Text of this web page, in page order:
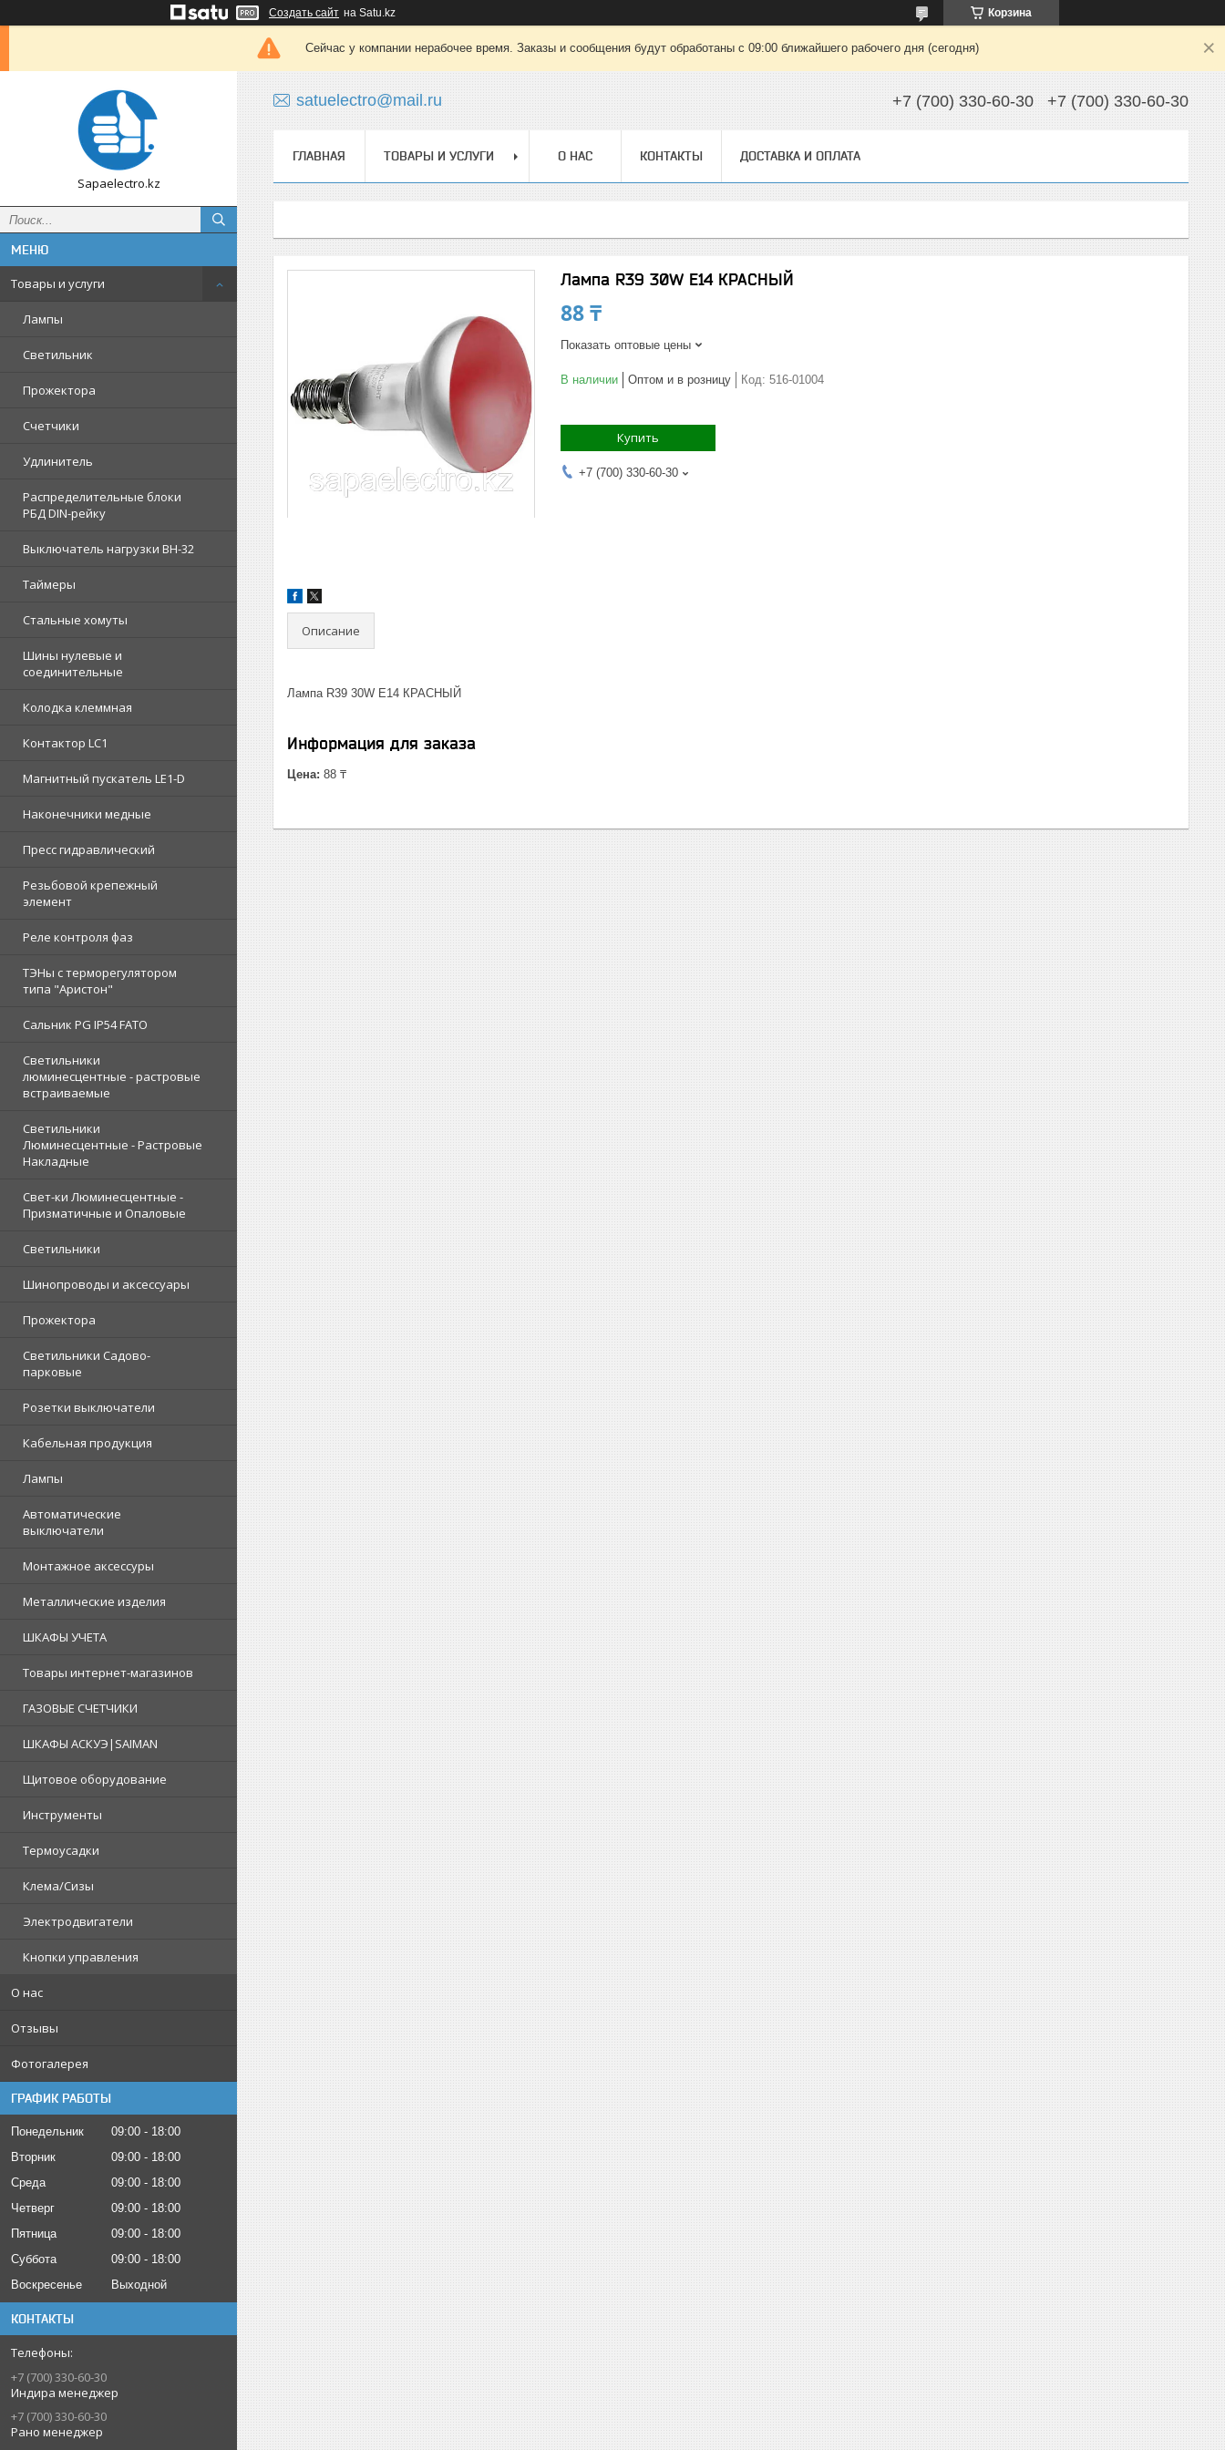
Создать сайт на Satu.kz Корзина
Сейчас у компании нерабочее время. Заказы и сообщения будут обработаны с 09:00 ближайшего рабочего дня (сегодня)
Sapaelectro.kz
Товары и услуги
Лампы
Светильник
Прожектора
Счетчики
Удлинитель
Распределительные блоки
РБД DIN-рейку
Выключатель нагрузки ВН-32
Таймеры
Стальные хомуты
Шины нулевые и
соединительные
Колодка клеммная
Контактор LC1
Магнитный пускатель LE1-D
Наконечники медные
Пресс гидравлический
Резьбовой крепежный
элемент
Реле контроля фаз
ТЭНы с терморегулятором
типа "Аристон"
Сальник PG IP54 FATO
Светильники
люминесцентные - растровые
встраиваемые
Светильники
Люминесцентные - Растровые
Накладные
Свет-ки Люминесцентные -
Призматичные и Опаловые
Светильники
Шинопроводы и аксессуары
Прожектора
Светильники Садово-
парковые
Розетки выключатели
Кабельная продукция
Лампы
Автоматические
выключатели
Монтажное аксессуры
Металлические изделия
ШКАФЫ УЧЕТА
Товары интернет-магазинов
ГАЗОВЫЕ СЧЕТЧИКИ
ШКАФЫ АСКУЭ|SAIMAN
Щитовое оборудование
Инструменты
Термоусадки
Клема/Сизы
Электродвигатели
Кнопки управления
О нас
Отзывы
Фотогалерея
ГРАФИК РАБОТЫ
Понедельник 09:00
18:00
Вторник
09:00
18:00
Среда
09:00
18:00
Четверг
09:00
18:00
Пятница
09:00
18:00
Суббота
09:00
18:00
Воскресенье
Выходной
КОНТАКТЫ
+7 (700) 330-60-30
Индира менеджер
+7 (700) 330-60-30
Рано менеджер
satuelectro@mail.ru +7 (700) 330-60-30 +7 (700) 330-60-30
ГЛАВНАЯ ТОВАРЫ И УСЛУГИ О НАС КОНТАКТЫ ДОСТАВКА И ОПЛАТА
Лампа R39 30W E14 КРАСНЫЙ
88 ₸
Показать оптовые цены
В наличии Оптом и в розницу Код: 516-01004
Купить
+7 (700) 330-60-30
Описание
Лампа R39 30W E14 КРАСНЫЙ
Информация для заказа
Цена: 88 ₸